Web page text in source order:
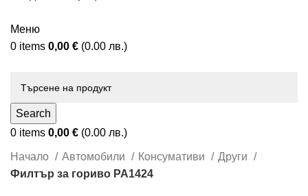
Меню
0 items 0,00 € (0.00 лв.)
Search
0 items 0,00 € (0.00 лв.)
Начало Автомобили Консумативи
Други
Филтър за гориво PA1424